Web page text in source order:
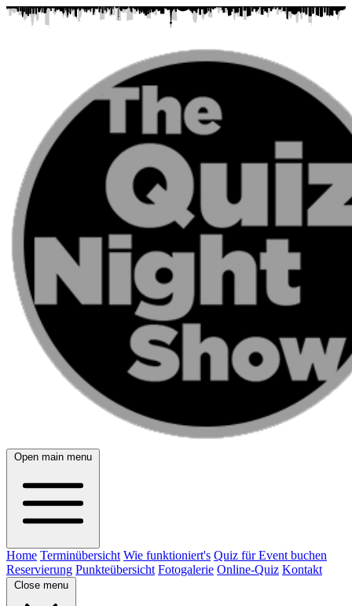
Open main menu
Home Terminübersicht Wie funktioniert's Quiz für Event buchen
Reservierung Punkteübersicht Fotogalerie Online-Quiz Kontakt
Close menu